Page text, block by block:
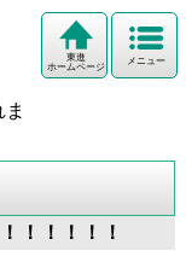
メニュー
東進
ホームページ
！！！！！